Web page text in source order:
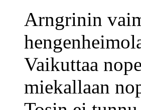
Arngrinin
Vaikuttaa
miekallaan